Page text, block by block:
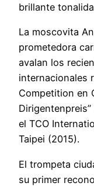
brillante
La moscovita
prometedora
avalan los
internacionales
Competition en
el TCO
Taipei (2015).
El trompeta
su primer